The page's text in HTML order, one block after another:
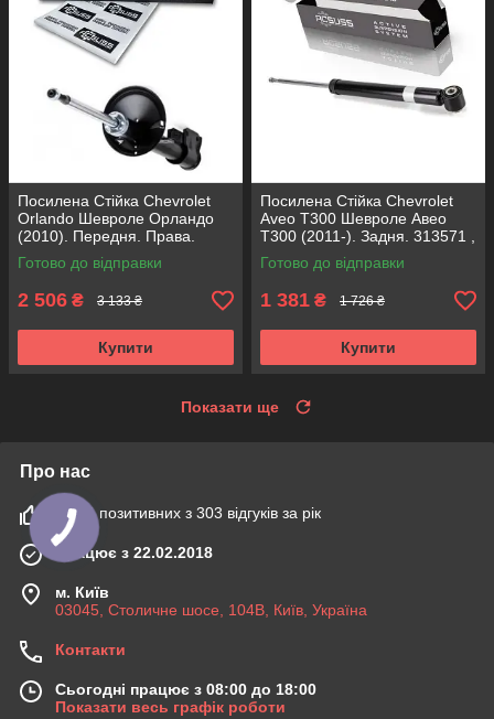
Посилена Стійка Chevrolet
Orlando Шевроле Орландо
(2010). Передня. Права.
315472 , 339373 KOREA
Аксусс!
Готово до відправки
2 506 ₴ 3 133 ₴
Купити
Посилена Стійка Chevrolet
Aveo T300 Шевроле Авео
Т300 (2011-). Задня. 313571 ,
343459 KOREA Аксусс!
Готово до відправки
1 381 ₴ 1 726 ₴
Купити
Показати ще
Про нас
100% позитивних з 303 відгуків за рік
Працює з 22.02.2018
м. Київ
03045, Столичне шосе, 104B, Київ, Україна
Контакти
Сьогодні працює з 08:00 до 18:00
Показати весь графік роботи